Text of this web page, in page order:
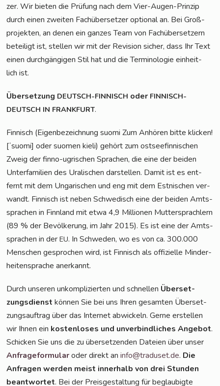
zer. Wir bie­ten die Prü­fung nach dem Vier-Augen-Prin­zip
durch einen zwei­ten Fach­über­set­zer optio­nal an. Bei Groß­
pro­jek­ten, an denen ein gan­zes Team von Fach­über­set­zern
betei­ligt ist, stel­len wir mit der Revi­si­on sicher, dass Ihr Text
einen durch­gän­gi­gen Stil hat und die Ter­mi­no­lo­gie ein­heit­
lich ist.
Über­set­zung DEUTSCH-FINNISCH oder FINNISCH-
DEUTSCH IN FRANKFURT.
Fin­nisch (Eigen­be­zeich­nung suo­mi Zum Anhö­ren bit­te kli­cken!
[ˈsuo­mi] oder suo­men kieli) gehört zum ost­see­fin­ni­schen
Zweig der fin­no-ugri­schen Spra­chen, die eine der bei­den
Unter­fa­mi­li­en des Ura­li­schen dar­stel­len. Damit ist es ent­
fernt mit dem Unga­ri­schen und eng mit dem Est­ni­schen ver­
wandt. Fin­nisch ist neben Schwe­disch eine der bei­den Amts­
spra­chen in Finn­land mit etwa 4,9 Mil­lio­nen Mut­ter­sprach­lern
(89 % der Bevöl­ke­rung, im Jahr 2015). Es ist eine der Amts­
spra­chen in derEU. In Schwe­den, wo es von ca. 300.000
Men­schen gespro­chen wird, ist Fin­nisch als offi­zi­el­le Min­der­
hei­ten­spra­che anerkannt.
Durch unse­ren unkom­pli­zier­ten und schnel­len Über­set­
zungs­dienst kön­nen Sie bei uns Ihren gesam­ten Über­set­
zungs­auf­trag über das Inter­net abwi­ckeln. Ger­ne erstel­len
wir Ihnen ein kos­ten­lo­ses und unver­bind­li­ches Ange­bot.
Schi­cken Sie uns die zu über­set­zen­den Datei­en über unser
Anfra­ge­for­mu­laroder direkt aninfo@traduset.de. Die
Anfra­gen wer­den meist inner­halb von drei Stun­den
beant­wor­tet. Bei der Preis­ge­stal­tung für beglau­big­te